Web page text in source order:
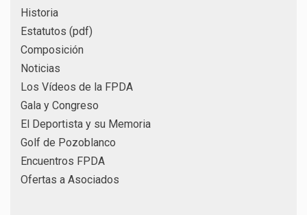
Historia
Estatutos (pdf)
Composición
Noticias
Los Vídeos de la FPDA
Gala y Congreso
El Deportista y su Memoria
Golf de Pozoblanco
Encuentros FPDA
Ofertas a Asociados